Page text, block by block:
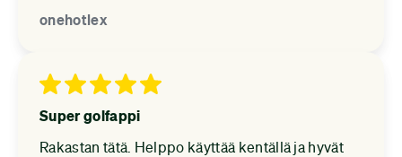
onehotlex
Super golfappi
Rakastan tätä. Helppo käyttää kentällä ja hyvät